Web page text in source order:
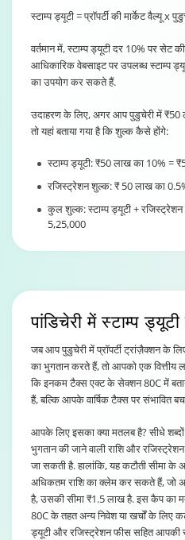
विभाजन
स्टाम्प ड्यूटी = प्रॉपर्टी की मार्केट वैल्यू x
वर्तमान में, स्टाम्प ड्यूटी दर 10% पर
आधिकारिक वेबसाइट पर उपलब्ध
का उपयोग कर सकते हैं.
उदाहरण के लिए, अगर आप पुडुचेरी में ₹50
तो यहां बताया गया है कि शुल्क कैसे होंगे:
स्टाम्प ड्यूटी: ₹50 लाख का 10% =
रजिस्ट्रेशन शुल्क: ₹ 50 लाख का
कुल शुल्क: स्टाम्प ड्यूटी +
5,25,000
पांडिचेरी में स्टाम्प ड्यूटी
जब आप पुडुचेरी में प्रॉपर्टी ट्रांज़ैक्शन के
का भुगतान करते हैं, तो आपको एक वित्तीय
कि इनकम टैक्स एक्ट के सेक्शन 80C में
हैं, बल्कि आपके वार्षिक टैक्स पर संभावित
आपके लिए इसका क्या मतलब है? सीधे
भुगतान की जाने वाली राशि और
जा सकती है. हालांकि, यह कटौती सीमा
अधिकतम राशि का क्लेम कर सकते हैं, जो
है, उसकी सीमा ₹1.5 लाख है. इस कैप
80C के तहत अन्य निवेश या खर्चों के लिए
ड्यूटी और रजिस्ट्रेशन फीस सहित आपकी